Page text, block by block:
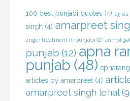
100 best punjabi quotes (4) ajj da
singh (4) amarpreet
anger treatment in punjabi (2) anmol
punjab (12) apna
punjab (48)
articles by amarpreet (4)
amarpreet singh lehal